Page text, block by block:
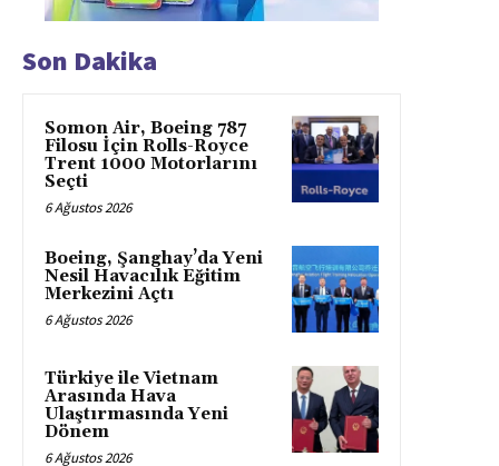
Son Dakika
Somon Air, Boeing 787
Filosu İçin Rolls-Royce
Trent 1000 Motorlarını
Seçti
6 Ağustos 2026
Boeing, Şanghay’da Yeni
Nesil Havacılık Eğitim
Merkezini Açtı
6 Ağustos 2026
Türkiye ile Vietnam
Arasında Hava
Ulaştırmasında Yeni
Dönem
6 Ağustos 2026